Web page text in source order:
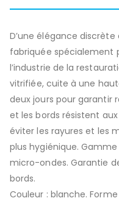
D’une élégance
fabriquée spécialement
l’industrie de la
vitrifiée, cuite à une
deux jours pour garantir
et les bords résistent
éviter les rayures et les
plus hygiénique.
micro-ondes. Garantie
bords.
Couleur : blanche.